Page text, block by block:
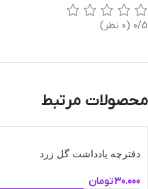
0/5 (0 نظر)
محصولات مرتبط
دفترچه یادداشت گل زرد
30.000تومان